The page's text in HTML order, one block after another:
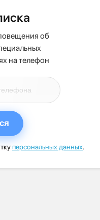
об
на телефон
персональных данных.